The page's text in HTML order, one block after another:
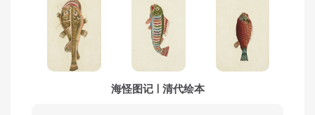
海怪图记 | 清代绘本